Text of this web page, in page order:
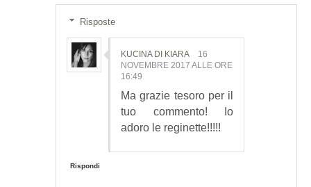
Risposte
KUCINA DI KIARA
16
NOVEMBRE 2017 ALLE ORE
16:49
Ma grazie tesoro per il
tuo commento! Io
adoro le reginette!!!!!
Rispondi